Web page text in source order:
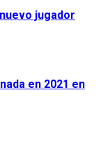
jugador
en 2021 en